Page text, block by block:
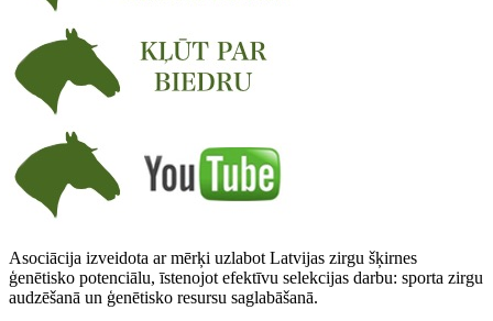
Asociācija izveidota ar mērķi uzlabot Latvijas zirgu šķirnes
ģenētisko potenciālu, īstenojot efektīvu selekcijas darbu: sporta zirgu
audzēšanā un ģenētisko resursu saglabāšanā.